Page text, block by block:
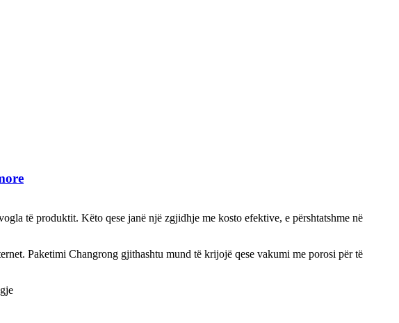
të produktit. Këto qese janë një zgjidhje me kosto efektive, e përshtatshme në
Paketimi Changrong gjithashtu mund të krijojë qese vakumi me porosi për të